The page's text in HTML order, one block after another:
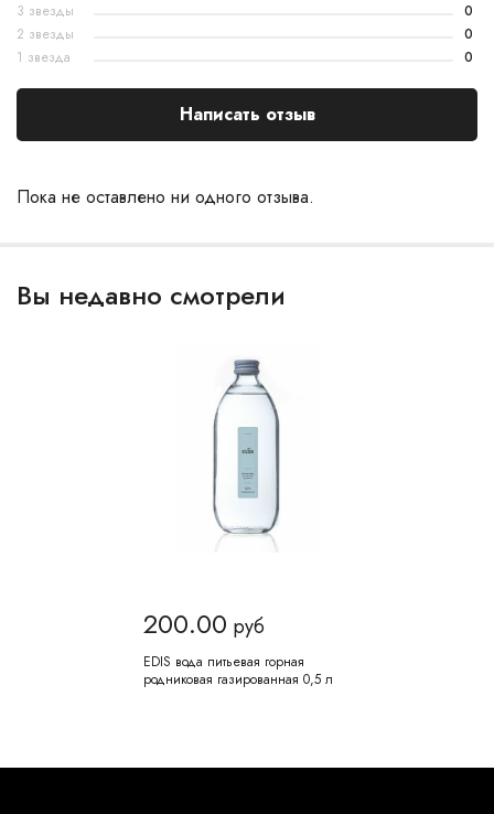
Пока не оставлено ни одного отзыва.
3 звезды
0
2 звезды
0
1 звезда
0
Написать отзыв
Вы недавно смотрели
200.00 руб
EDIS вода питьевая горная
родниковая газированная 0,5 л